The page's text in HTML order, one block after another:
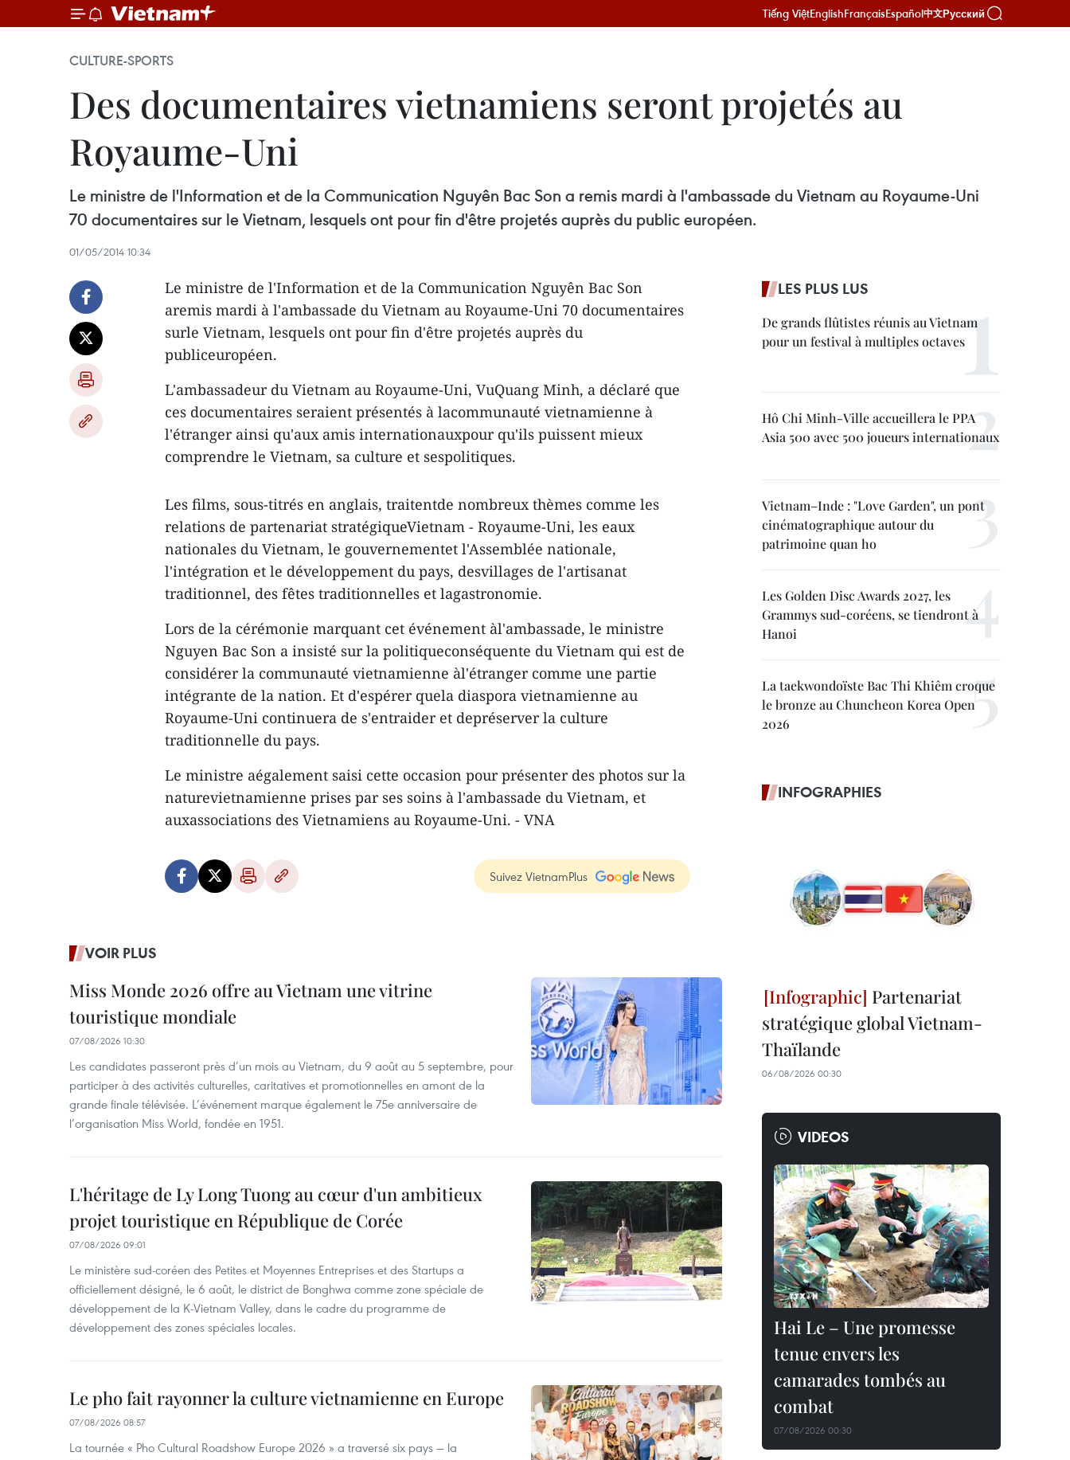
Tiếng ViệtEnglishFrançaisEspañol中文Русский
CULTURE-SPORTS
Des documentaires vietnamiens seront projetés au
Royaume-Uni
Le ministre de l'Information et de la Communication Nguyên Bac Son a remis mardi à l'ambassade du Vietnam au Royaume-Uni
70 documentaires sur le Vietnam, lesquels ont pour fin d'être projetés auprès du public européen.
01/05/2014 10:34
Le ministre de l'Information et de la Communication Nguyên Bac Son
aremis mardi à l'ambassade du Vietnam au Royaume-Uni 70 documentaires
surle Vietnam, lesquels ont pour fin d'être projetés auprès du
publiceuropéen.
L'ambassadeur du Vietnam au Royaume-Uni, VuQuang Minh, a déclaré que
ces documentaires seraient présentés à lacommunauté vietnamienne à
l'étranger ainsi qu'aux amis internationauxpour qu'ils puissent mieux
comprendre le Vietnam, sa culture et sespolitiques.
Les films, sous-titrés en anglais, traitentde nombreux thèmes comme les
relations de partenariat stratégiqueVietnam - Royaume-Uni, les eaux
nationales du Vietnam, le gouvernementet l'Assemblée nationale,
l'intégration et le développement du pays, desvillages de l'artisanat
traditionnel, des fêtes traditionnelles et lagastronomie.
Lors de la cérémonie marquant cet événement àl'ambassade, le ministre
Nguyen Bac Son a insisté sur la politiqueconséquente du Vietnam qui est de
considérer la communauté vietnamienne àl'étranger comme une partie
intégrante de la nation. Et d'espérer quela diaspora vietnamienne au
Royaume-Uni continuera de s'entraider et depréserver la culture
traditionnelle du pays.
Le ministre aégalement saisi cette occasion pour présenter des photos sur la
naturevietnamienne prises par ses soins à l'ambassade du Vietnam, et
auxassociations des Vietnamiens au Royaume-Uni. - VNA
Suivez VietnamPlus
VOIR PLUS
Miss Monde 2026 offre au Vietnam une vitrine
touristique mondiale
07/08/2026 10:30
Les candidates passeront près d’un mois au Vietnam, du 9 août au 5 septembre, pour
participer à des activités culturelles, caritatives et promotionnelles en amont de la
grande finale télévisée. L’événement marque également le 75e anniversaire de
l’organisation Miss World, fondée en 1951.
L'héritage de Ly Long Tuong au cœur d'un ambitieux
projet touristique en République de Corée
07/08/2026 09:01
Le ministère sud-coréen des Petites et Moyennes Entreprises et des Startups a
officiellement désigné, le 6 août, le district de Bonghwa comme zone spéciale de
développement de la K-Vietnam Valley, dans le cadre du programme de
développement des zones spéciales locales.
Le pho fait rayonner la culture vietnamienne en Europe
07/08/2026 08:57
La tournée « Pho Cultural Roadshow Europe 2026 » a traversé six pays — la
LES PLUS LUS
De grands flûtistes réunis au Vietnam
pour un festival à multiples octaves
Hô Chi Minh-Ville accueillera le PPA
Asia 500 avec 500 joueurs internationaux
Vietnam–Inde : "Love Garden", un pont
cinématographique autour du
patrimoine quan ho
Les Golden Disc Awards 2027, les
Grammys sud-coréens, se tiendront à
Hanoi
La taekwondoïste Bac Thi Khiêm croque
le bronze au Chuncheon Korea Open
2026
INFOGRAPHIES
Partenariat
stratégique global Vietnam-
Thaïlande
06/08/2026 00:30
VIDEOS
Hai Le – Une promesse
tenue envers les
camarades tombés au
combat
07/08/2026 00:30